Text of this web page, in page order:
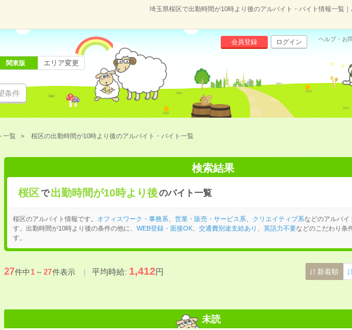
埼玉県桜区で出勤時間が10時より後のアルバイト・バイト情報一覧
条件
会員登録 ログイン ヘルプ・お
関東版 エリア変更
一覧 桜区の出勤時間が10時より後のアルバイト・バイト一覧
検索結果
桜区で 出勤時間が10時より後のバイト一覧
桜区のアルバイト情報です。 オフィスワーク・事務系 営業・販売・サービス系 クリエイティブ系などのアルバイ
す。出勤時間が10時より後の条件の他に、 WEB登録・面接OK、 交通費別途支給あり 英語力不要などのこだわり条
す。
27件中1～27件表示 平均時給:1,412円 新着順
未読